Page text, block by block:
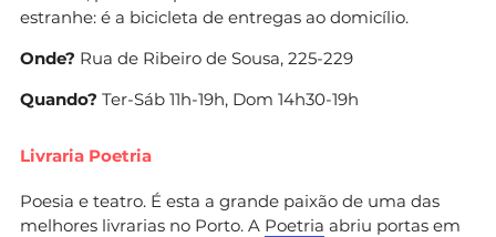
estranhe: é a bicicleta de entregas ao domicílio.
Onde? Rua de Ribeiro de Sousa, 225-229
Quando? Ter-Sáb 11h-19h, Dom 14h30-19h
Livraria Poetria
Poesia e teatro. É esta a grande paixão de uma das
melhores livrarias no Porto. A Poetria abriu portas em